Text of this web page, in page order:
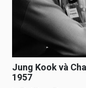
Jung Kook và
1957